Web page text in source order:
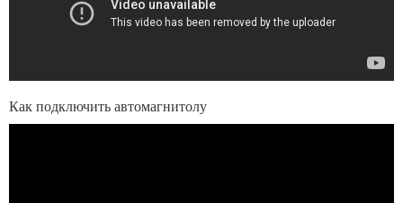
Как подключить автомагнитолу